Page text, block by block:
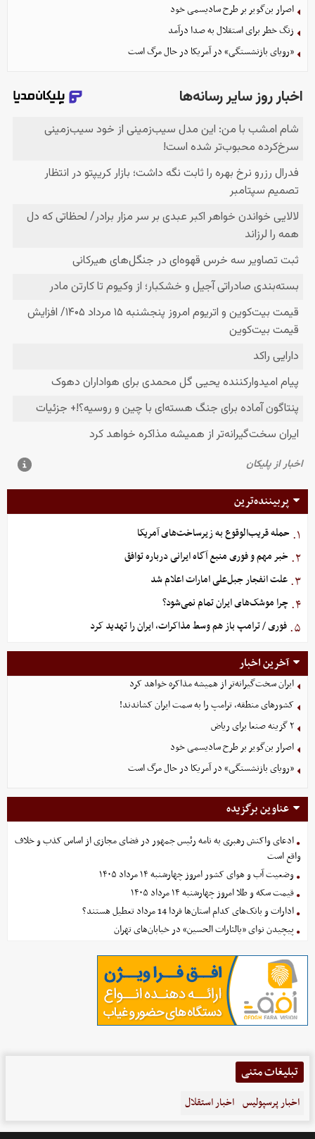
اصرار بن‌گویر بر طرح سادیسمی خود
زنگ خطر برای استقلال به صدا درآمد
«رویای بازنشستگی» در آمریکا در حال مرگ است
پربیننده‌ترین
۱. حمله قریب‌الوقوع به زیرساخت‌های آمریکا
۲. خبر مهم و فوری منبع آگاه ایرانی درباره توافق
۳. علت انفجار جبل‌علی امارات اعلام شد
۴. چرا موشک‌های ایران تمام نمی‌شود؟
۵. فوری / ترامپ باز هم وسط مذاکرات، ایران را تهدید کرد
آخرین اخبار
ایران سخت‌گیرانه‌تر از همیشه مذاکره خواهد کرد
کشورهای منطقه، ترامپ را به سمت ایران کشاندند!
۲ گزینه صنعا برای ریاض
اصرار بن‌گویر بر طرح سادیسمی خود
«رویای بازنشستگی» در آمریکا در حال مرگ است
عناوین برگزیده
ادعای واکنش رهبری به نامه رئیس جمهور در فضای مجازی از اساس کذب و خلاف
واقع است
وضعیت آب و هوای کشور امروز چهارشنبه ۱۴ مرداد ۱۴۰۵
قیمت سکه و طلا امروز چهارشنبه ۱۴ مرداد ۱۴۰۵
ادارات و بانک‌های کدام استان‌ها فردا 14 مرداد تعطیل هستند؟
پیچیدن نوای «یالثارات الحسین» در خیابان‌های تهران
تبلیغات متنی
اخبار پرسپولیس اخبار استقلال